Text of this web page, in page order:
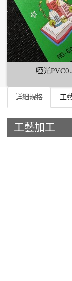
啞光
詳細規格 工
工藝加工